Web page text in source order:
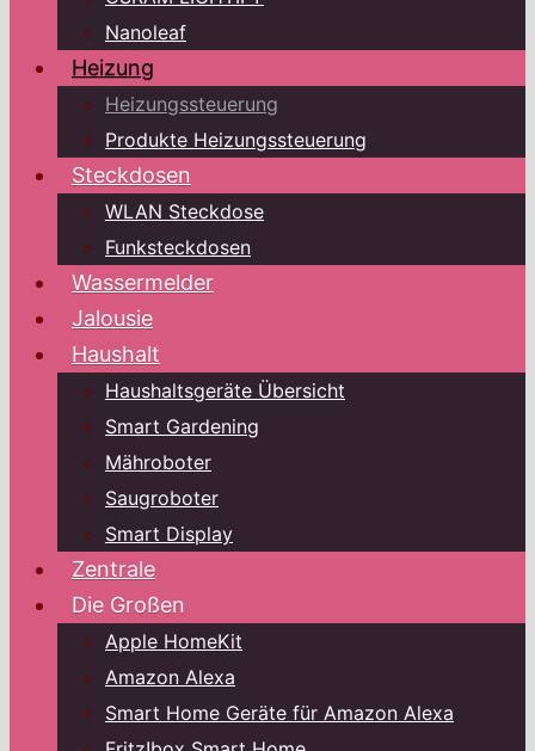
Nanoleaf
Heizung
Heizungssteuerung
Produkte Heizungssteuerung
Steckdosen
WLAN Steckdose
Funksteckdosen
Wassermelder
Jalousie
Haushalt
Haushaltsgeräte Übersicht
Smart Gardening
Mähroboter
Saugroboter
Smart Display
Zentrale
Die Großen
Apple HomeKit
Amazon Alexa
Smart Home Geräte für Amazon Alexa